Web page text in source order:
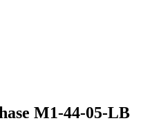
M1-44-05-LB